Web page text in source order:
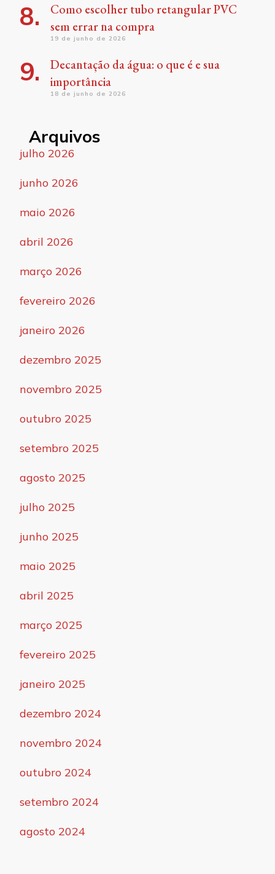
Como escolher tubo retangular PVC
sem errar na compra
19 de junho de 2026
Decantação da água: o que é e sua
importância
18 de junho de 2026
Arquivos
julho 2026
junho 2026
maio 2026
abril 2026
março 2026
fevereiro 2026
janeiro 2026
dezembro 2025
novembro 2025
outubro 2025
setembro 2025
agosto 2025
julho 2025
junho 2025
maio 2025
abril 2025
março 2025
fevereiro 2025
janeiro 2025
dezembro 2024
novembro 2024
outubro 2024
setembro 2024
agosto 2024